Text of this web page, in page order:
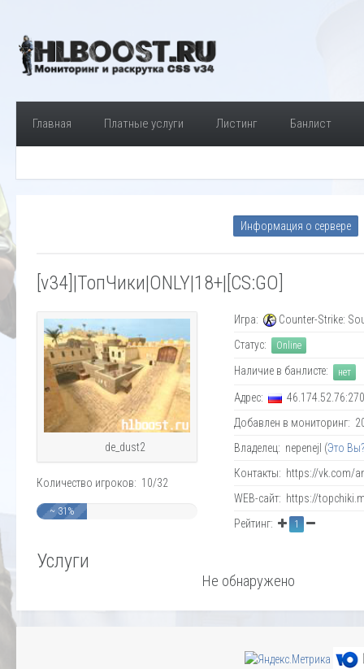
Главная Платные услуги Листинг Банлист
Информация о сервере
[v34]|ТопЧики|ONLY|18+|[CS:GO]
de_dust2
Количество игроков: 10/32
~ 31%
Игра:
Counter-Strike:
Статус:
Online
Наличие в банлисте: нет
Адрес:
Добавлен в мониторинг:
Владелец: nepenejl (Это
Контакты: https://vk.com/
WEB-сайт: https://
Рейтинг:
1
Услуги
Не обнаружено